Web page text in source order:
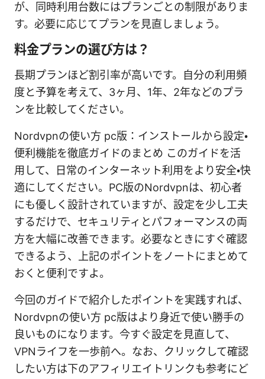
が、同時利用台数にはプランごとの制限がありま
す。必要に応じてプランを見直しましょう。
料金プランの選び方は？
長期プランほど割引率が高いです。自分の利用頻
度と予算を考えて、3ヶ月、1年、2年などのプラ
ンを比較してください。
Nordvpnの使い方 pc版：インストールから設定・
便利機能を徹底ガイドのまとめ このガイドを活
用して、日常のインターネット利用をより安全・快
適にしてください。PC版のNordvpnは、初心者
にも優しく設計されていますが、設定を少し工夫
するだけで、セキュリティとパフォーマンスの両
方を大幅に改善できます。必要なときにすぐ確認
できるよう、上記のポイントをノートにまとめて
おくと便利ですよ。
今回のガイドで紹介したポイントを実践すれば、
Nordvpnの使い方 pc版はより身近で使い勝手の
良いものになります。今すぐ設定を見直して、
VPNライフを一歩前へ。なお、クリックして確認
したい方は下のアフィリエイトリンクも参考にど